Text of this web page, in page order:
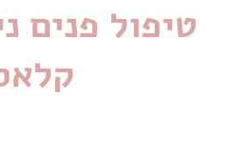
טיפול פנים